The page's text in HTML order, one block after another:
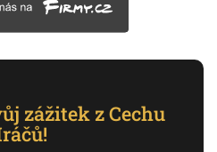
zážitek z Cechu